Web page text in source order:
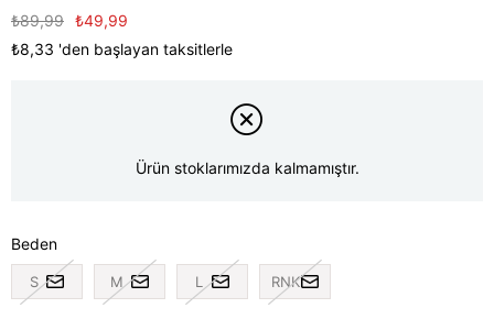
₺89,99 ₺49,99
₺8,33 'den başlayan taksitlerle
Ürün stoklarımızda kalmamıştır.
Beden
S M L RNK